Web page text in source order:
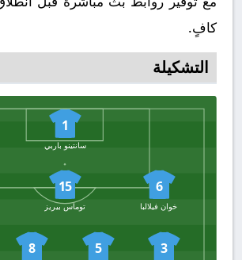
كافٍ.
التشكيلة
1
سانتينو باربي
6
خوان فيلالبا
15
توماس بيريز
3
5
8